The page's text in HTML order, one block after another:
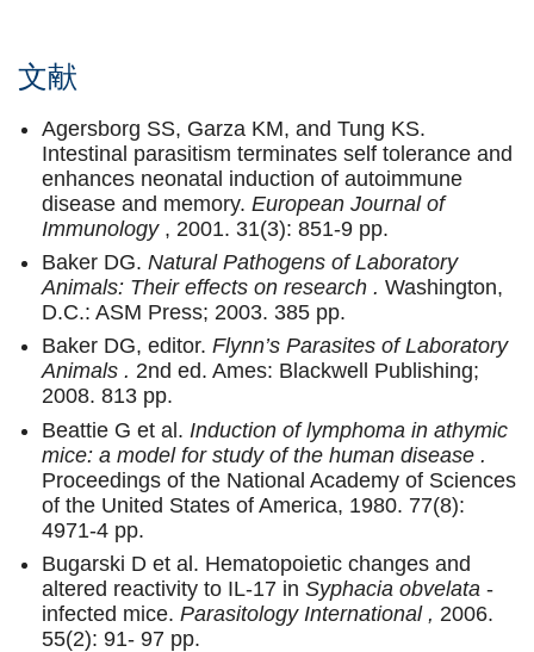
文献
Agersborg SS, Garza KM, and Tung KS.
Intestinal parasitism terminates self tolerance and
enhances neonatal induction of autoimmune
disease and memory. European Journal of
Immunology, 2001. 31(3): 851-9 pp.
Baker DG. Natural Pathogens of Laboratory
Animals: Their effects on research . Washington,
D.C.: ASM Press; 2003. 385 pp.
Baker DG, editor. Flynn’s Parasites of Laboratory
Animals . 2nd ed. Ames: Blackwell Publishing;
2008. 813 pp.
Beattie G et al. Induction of lymphoma in athymic
mice: a model for study of the human disease .
Proceedings of the National Academy of Sciences
of the United States of America, 1980. 77(8):
4971-4 pp.
Bugarski D et al. Hematopoietic changes and
altered reactivity to IL-17 in Syphacia obvelata -
infected mice. Parasitology International , 2006.
55(2): 91- 97 pp.